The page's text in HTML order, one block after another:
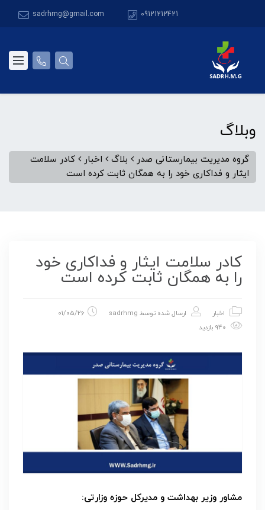
09121212421
sadrhmg@gmail.com
وبلاگ
گروه مدیریت بیمارستانی صدر بلاگ اخبار
کادر سلامت
ایثار و فداکاری خود را به همگان ثابت کرده است
کادر سلامت ایثار و فداکاری خود
را به همگان ثابت کرده است
اخبار ارسال شده توسط sadrhmg
01/05/26
مشاور وزیر بهداشت و مدیرکل حوزه وزارتی: